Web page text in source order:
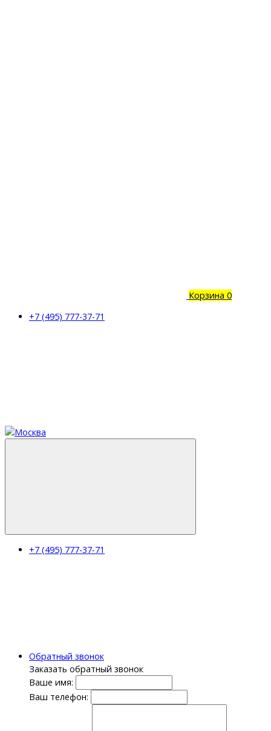
Корзина 0
+7 (495) 777-37-71
+7 (495) 777-37-71
Обратный звонок
Заказать обратный звонок
Ваше имя:
Ваш телефон: